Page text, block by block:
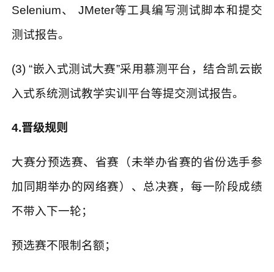
Selenium、 JMeter等工具编写测试脚本和提交
测试报告。
(3) “嵌入式测试大赛”采用慕测平台，结合凯云嵌
入式系统测试教学实训平台等提交测试报告。
4.晋级规则
大赛分预选赛、省赛（未举办省赛的省份选手参
加同期举办的网络赛）、总决赛，每一阶段成绩
不带入下一轮；
预选赛不限制名额；